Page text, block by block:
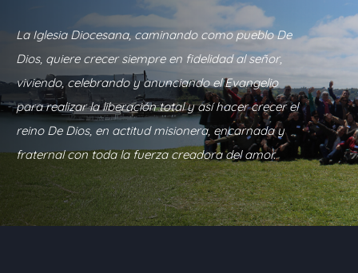
La Iglesia Diocesana, caminando como pueblo De
Dios, quiere crecer siempre en fidelidad al señor,
viviendo, celebrando y anunciando el Evangelio
para realizar la liberación total y así hacer crecer el
reino De Dios, en actitud misionera, encarnada y
fraternal con toda la fuerza creadora del amor.